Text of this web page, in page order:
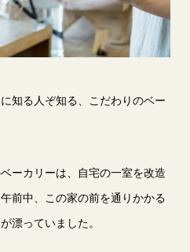
知る人ぞ知る、こだわりのベー
ーカリーは、自宅の一室を改造
前中、この家の前を通りかかる
漂っていました。